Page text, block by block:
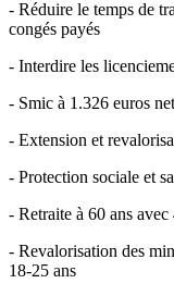
- Réduire le temps de
congés payés
- Interdire les
- Smic à 1.326 euros
- Extension et
- Protection sociale et
- Retraite à 60 ans
- Revalorisation des
18-25 ans